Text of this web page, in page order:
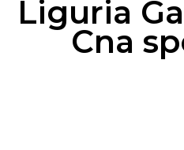
Liguria
Cna